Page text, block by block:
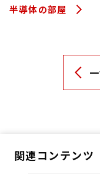
半導体の部屋
関連コンテンツ